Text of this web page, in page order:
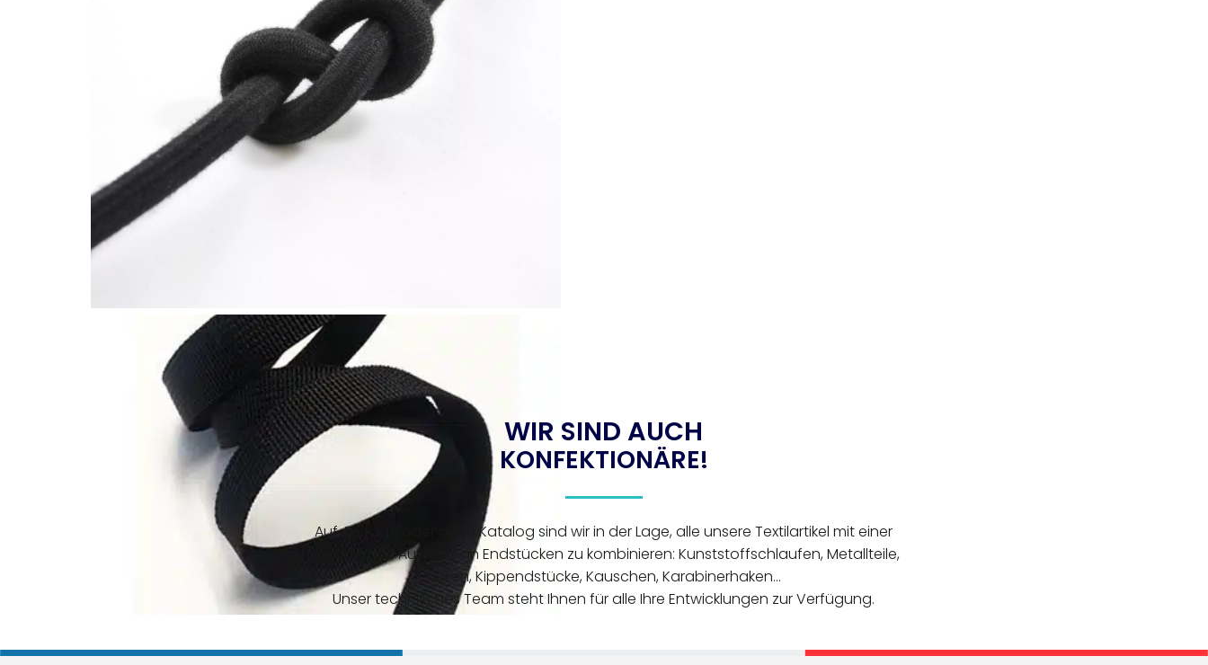
WIR SIND AUCH
KONFEKTIONÄRE!
Auf Anfrage oder nach Katalog sind wir in der Lage, alle unsere Textilartikel mit einer
unendlichen Auswahl an Endstücken zu kombinieren: Kunststoffschlaufen, Metallteile,
Haken, Kippendstücke, Kauschen, Karabinerhaken...
Unser technisches Team steht Ihnen für alle Ihre Entwicklungen zur Verfügung.